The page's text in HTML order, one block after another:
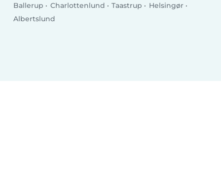
Ballerup
Charlottenlund Taastrup
Helsingør
Albertslund